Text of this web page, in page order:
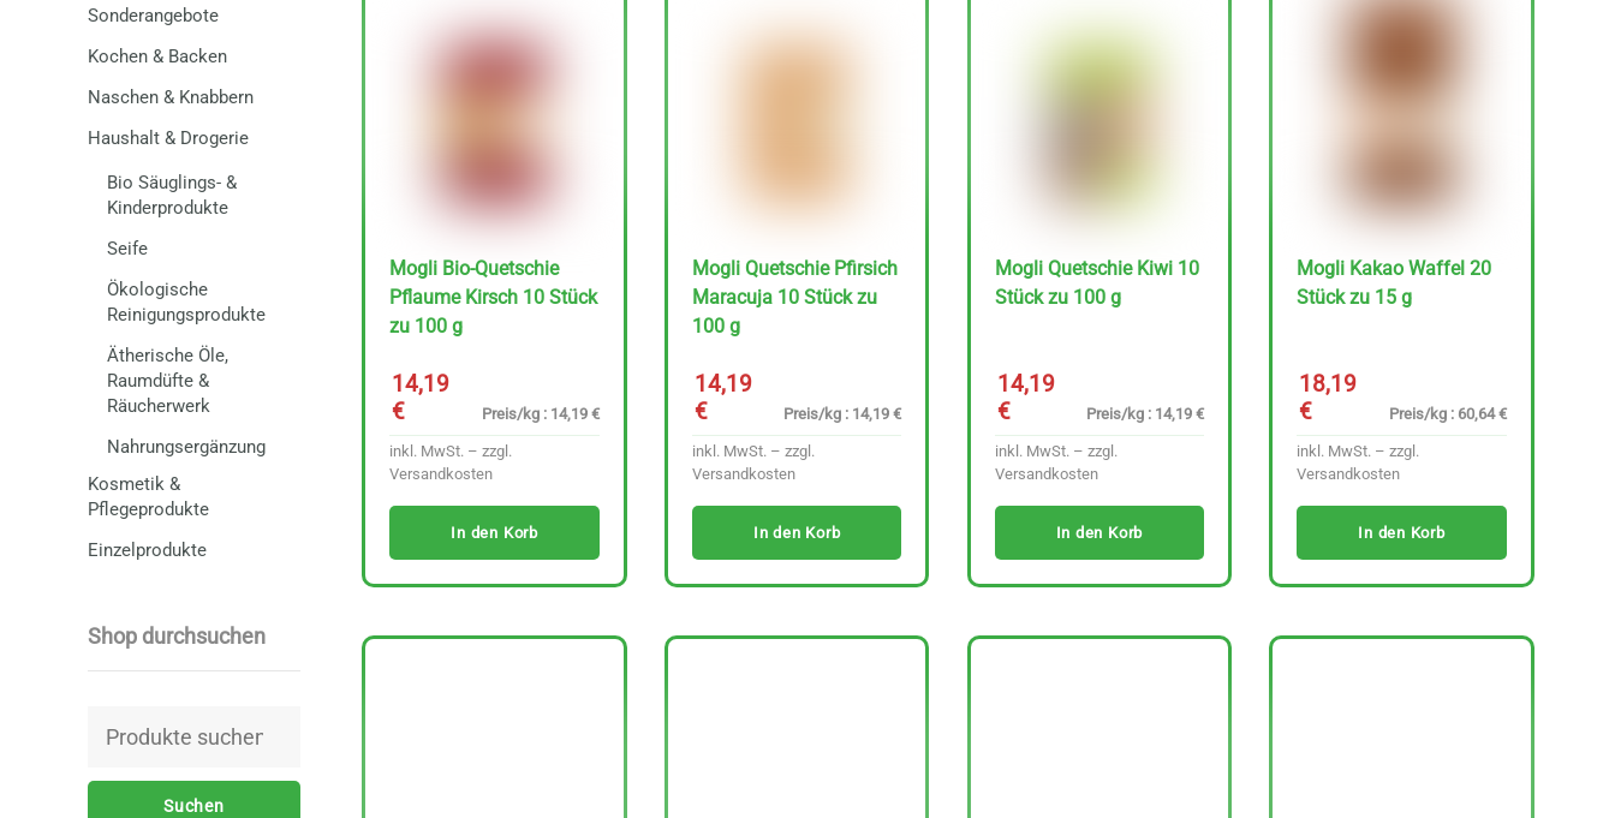
Sonderangebote
Kochen & Backen
Naschen & Knabbern
Haushalt & Drogerie
Bio Säuglings- &
Kinderprodukte
Seife
Ökologische
Reinigungsprodukte
Ätherische Öle,
Raumdüfte &
Räucherwerk
Nahrungsergänzung
Kosmetik &
Pflegeprodukte
Einzelprodukte
Shop durchsuchen
Suchen
Suchen
Mogli Bio-Quetschie
Pflaume Kirsch 10 Stück
zu 100 g
14,19
€
Preis/kg : 14,19 €
inkl. MwSt. – zzgl.
Versandkosten
In den Korb
Mogli Quetschie Pfirsich
Maracuja 10 Stück zu
100 g
14,19
€
Preis/kg : 14,19 €
inkl. MwSt. – zzgl.
Versandkosten
In den Korb
Mogli Quetschie Kiwi 10
Stück zu 100 g
14,19
€
Preis/kg : 14,19 €
inkl. MwSt. – zzgl.
Versandkosten
In den Korb
Mogli Kakao Waffel 20
Stück zu 15 g
18,19
€
Preis/kg : 60,64 €
inkl. MwSt. – zzgl.
Versandkosten
In den Korb